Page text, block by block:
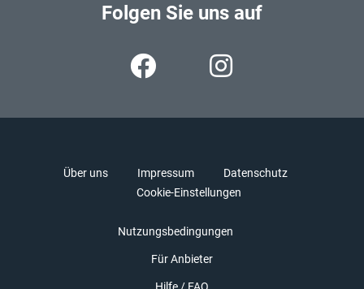
Folgen Sie uns auf
Über uns Impressum
Datenschutz
Cookie-Einstellungen
Nutzungsbedingungen
Für Anbieter